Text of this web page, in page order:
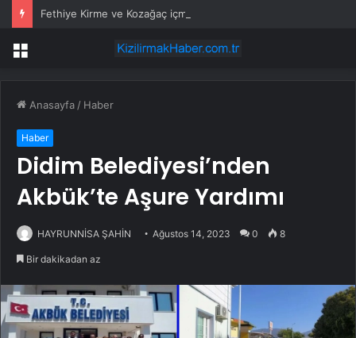
Fethiye Kirme ve Kozağaç içme suyu hatları yenileniyor
Menü
Anasayfa / Haber
Haber
Didim Belediyesi’nden
Akbük’te Aşure Yardımı
HAYRUNNİSA ŞAHİN Ağustos 14, 2023 0 8
Bir dakikadan az